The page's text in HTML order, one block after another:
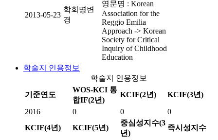
2013-05-23
학회명변
경
영문명 : Korean
Association for the
Reggio Emilia
Approach -> Korean
Society for Critical
Inquiry of Childhood
Education
학술지 인용정보
학술지 인용정보
기준연도
WOS-KCI 통
합IF(2년)
KCIF(2년) KCIF(3년)
2016 0 0
0
KCIF(4년)
KCIF(5년)
중심성지수(3
년)
즉시성지수